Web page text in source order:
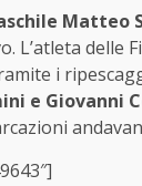
Matteo
L’atleta delle
i
e Giovanni